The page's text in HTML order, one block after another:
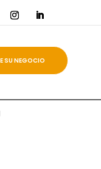
SU NEGOCIO